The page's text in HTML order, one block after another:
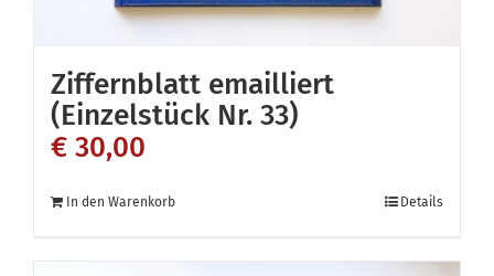
Ziffernblatt emailliert
(Einzelstück Nr. 33)
€ 30,00
In den Warenkorb Details